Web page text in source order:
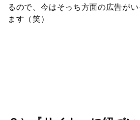
るので、今はそっち方面の広告が
ます（笑）